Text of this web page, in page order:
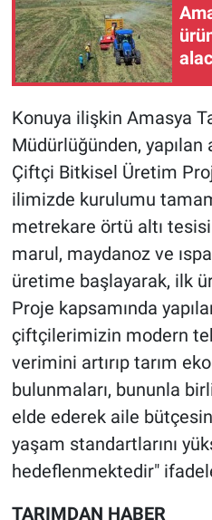
Konuya ilişkin Amasya
Müdürlüğünden, yapılan
Çiftçi Bitkisel Üretim
ilimizde kurulumu
metrekare örtü altı
marul, maydanoz ve
üretime başlayarak, ilk
Proje kapsamında
çiftçilerimizin modern
verimini artırıp tarım
bulunmaları, bununla
elde ederek aile
yaşam standartlarını
hedeflenmektedir"
TARIMDAN HABER